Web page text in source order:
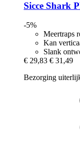
Sicce Shark
-5%
Meertraps
Kan
Slank
€ 29,83 € 31,49
Bezorging